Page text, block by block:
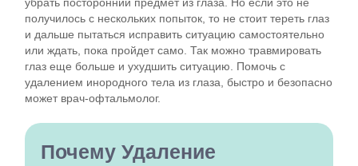
получилось с нескольких попыток, то не стоит тереть глаз
и дальше пытаться исправить ситуацию самостоятельно
или ждать, пока пройдет само. Так можно травмировать
глаз еще больше и ухудшить ситуацию. Помочь с
удалением инородного тела из глаза, быстро и безопасно
может врач-офтальмолог.
Почему Удаление